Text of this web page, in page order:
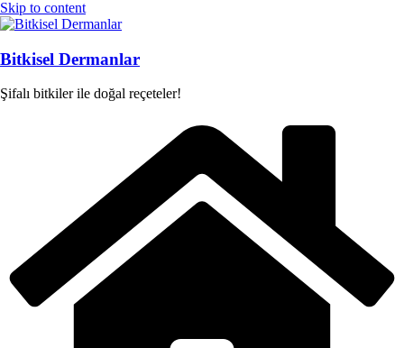
Skip to content
Bitkisel Dermanlar
Şifalı bitkiler ile doğal reçeteler!